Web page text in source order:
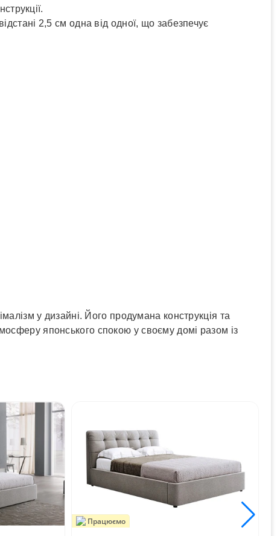
2,5 см одна від одної, що забезпечує
у дизайні. Його продумана конструкція та
японського спокою у своєму домі разом із
Працюємо